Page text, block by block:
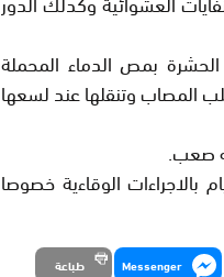
بمص الدماء المحملة
المصاب وتنقلها عند لسعها
صعب.
الوقاءية خصوصا
Messenger طباعة